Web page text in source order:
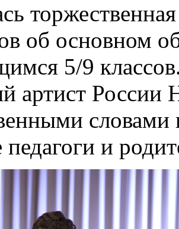
об основном
5/9
артист России
и